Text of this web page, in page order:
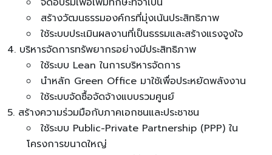
สร้างวัฒนธรรมองค์กรที่มุ่งเน้นประสิทธิภาพ
ใช้ระบบประเมินผลงานที่เป็นธรรมและสร้างแรงจูงใจ
บริหารจัดการทรัพยากรอย่างมีประสิทธิภาพ
ใช้ระบบ Lean ในการบริหารจัดการ
นำหลัก Green Office มาใช้เพื่อประหยัดพลังงาน
ใช้ระบบจัดซื้อจัดจ้างแบบรวมศูนย์
สร้างความร่วมมือกับภาคเอกชนและประชาชน
ใช้ระบบ Public-Private Partnership (PPP) ใน
โครงการขนาดใหญ่